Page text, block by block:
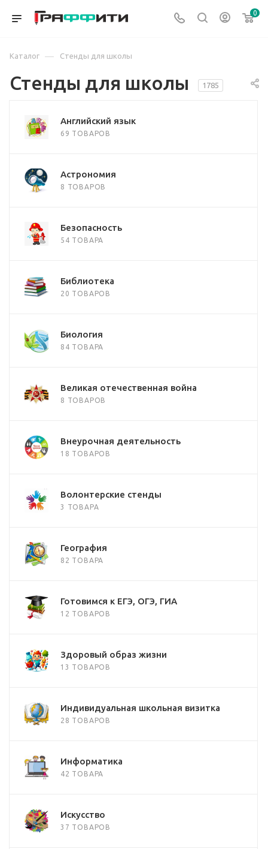
0
Каталог — Стенды для школы
Стенды для школы 1785
Английский язык
69 ТОВАРОВ
Астрономия
8 ТОВАРОВ
Безопасность
54 ТОВАРА
Библиотека
20 ТОВАРОВ
Биология
84 ТОВАРА
Великая отечественная война
8 ТОВАРОВ
Внеурочная деятельность
18 ТОВАРОВ
Волонтерские стенды
3 ТОВАРА
География
82 ТОВАРА
Готовимся к ЕГЭ, ОГЭ, ГИА
12 ТОВАРОВ
Здоровый образ жизни
13 ТОВАРОВ
Индивидуальная школьная визитка
28 ТОВАРОВ
Информатика
42 ТОВАРА
Искусство
37 ТОВАРОВ